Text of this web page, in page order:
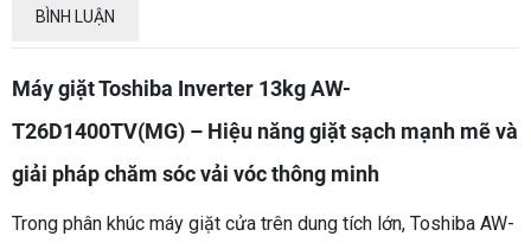
BÌNH LUẬN
Máy giặt Toshiba Inverter 13kg AW-
T26D1400TV(MG) – Hiệu năng giặt sạch mạnh mẽ và
giải pháp chăm sóc vải vóc thông minh
Trong phân khúc máy giặt cửa trên dung tích lớn, Toshiba AW-